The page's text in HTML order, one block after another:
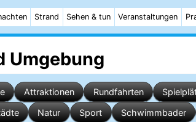
Strand Sehen & tun Veranstaltungen
Umgebung
Attraktionen Rundfahrten
Natur Sport Schwimmbader